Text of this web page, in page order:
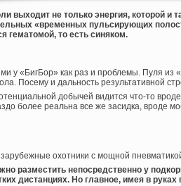
выходит не только энергия, которой и
«временных пульсирующих
гематомой, то есть синяком.
у «БигБор» как раз и проблемы. Пуля из
Посему и дальность результативной
добычей видится что-то
более реальна все же засидка, вроде
зарубежные охотники с мощной
разместить непосредственно у
дистанциях. Но главное, имея в